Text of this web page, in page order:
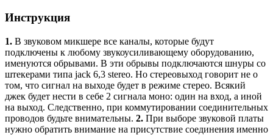
Инструкция
1. В звуковом микшере все каналы, которые будут
подключены к любому звукоусиливающему оборудованию,
именуются обрывами. В эти обрывы подключаются шнуры со
штекерами типа jack 6,3 stereo. Но стереовыход говорит не о
том, что сигнал на выходе будет в режиме стерео. Всякий
джек будет нести в себе 2 сигнала моно: один на вход, а иной
на выход. Следственно, при коммутировании соединительных
проводов будьте внимательны. 2. При выборе звуковой платы
нужно обратить внимание на присутствие соединения именно